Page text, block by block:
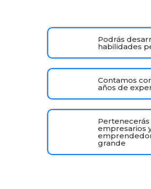
Podrás
habilidades
Contamos
años de
Pertenecerás
empresarios
grande